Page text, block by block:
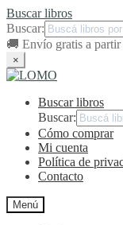
Buscar libros
Buscar:
🚚 Envío gratis a
×
Ir
navegación
Ir
contenidoBuscar libros
Buscar:
Cómo comprar
Mi cuenta
Política de
Contacto
Menú